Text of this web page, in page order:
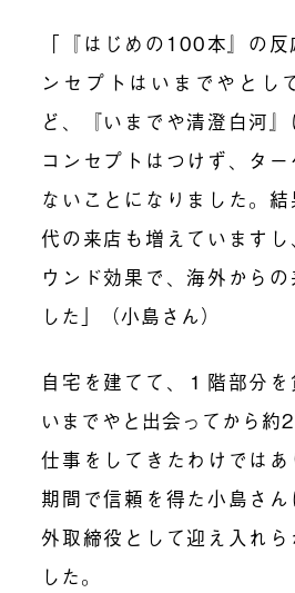
「『はじめの100本』の
ンセプトはいまでやとし
ど、『いまでや清澄白河
コンセプトはつけず、タ
ないことになりました。
代の来店も増えています
ウンド効果で、海外から
した」（小島さん）
自宅を建てて、１階部分を
いまでやと出会ってから約
仕事をしてきたわけでは
期間で信頼を得た小島さ
外取締役として迎え入れ
した。